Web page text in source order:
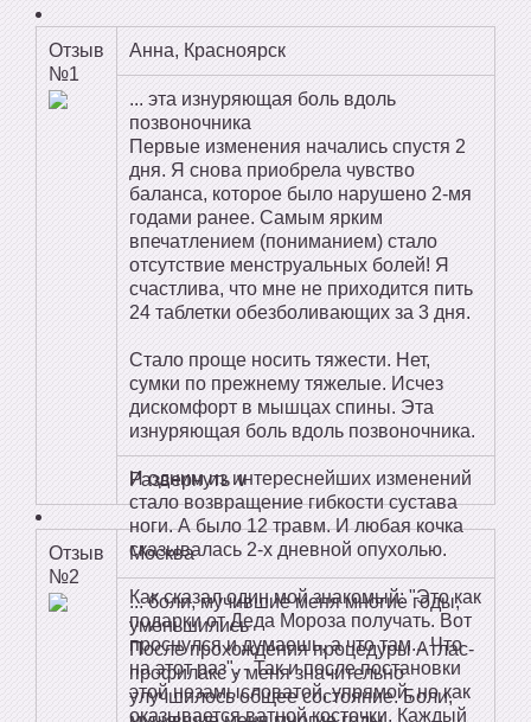
Отзыв
№1
Анна, Красноярск
... эта изнуряющая боль вдоль
позвоночника
Первые изменения начались спустя 2
дня. Я снова приобрела чувство
баланса, которое было нарушено 2-мя
годами ранее. Самым ярким
впечатлением (пониманием) стало
отсутствие менструальных болей! Я
счастлива, что мне не приходится пить
24 таблетки обезболивающих за 3 дня.
Стало проще носить тяжести. Нет,
сумки по прежнему тяжелые. Исчез
дискомфорт в мышцах спины. Эта
изнуряющая боль вдоль позвоночника.
И одним из интереснейших изменений
стало возвращение гибкости сустава
ноги. А было 12 травм. И любая кочка
сказывалась 2-х дневной опухолью.
Как сказал один мой знакомый: "Это как
подарки от Деда Мороза получать. Вот
проснулся и думаешь, а что там... Что
на этот раз". - Так и после постановки
этой незамысловатой, упрямой, но как
оказывается ватной косточки. Каждый
Развернуть ∨
Отзыв
№2
Москва
... боли, мучившие меня многие годы,
уменьшились
После прохождения процедуры Атлас-
профилакс у меня значительно
улучшилось общее состояние. Боли,